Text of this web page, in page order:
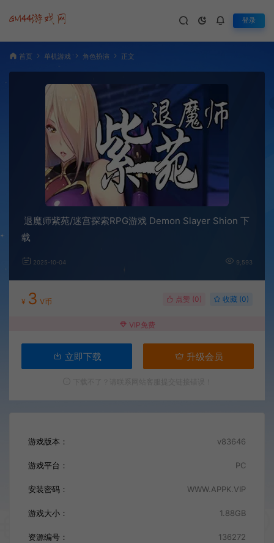
登录
首页 单机游戏 角色扮演 正文
退魔师紫苑/迷宫探索RPG游戏 Demon Slayer Shion 下
载
2025-10-04 9,593
¥ 3 V币 点赞 (0) 收藏 (0)
VIP免费
立即下载 升级会员
游戏版本： v83646
游戏平台： PC
安装密码： WWW.APPK.VIP
游戏大小： 1.88GB
资源编号： 136272